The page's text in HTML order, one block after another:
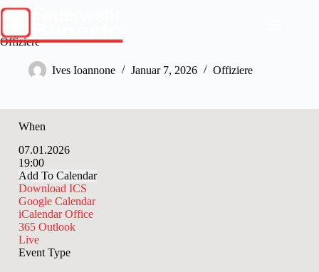
Skip
content
Offiziere
Ives Ioannone Januar 7, 2026 Offiziere
When
07.01.2026
19:00
Add To Calendar
Download ICS
Google Calendar
iCalendar Office
365 Outlook
Live
Event Type